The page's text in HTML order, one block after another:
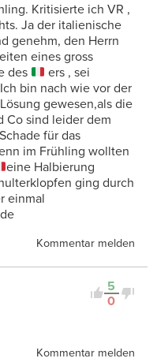
Kritisierte ich VR ,
Ja der italienische
genehm, den Herrn
eines gross
des
ers , sei
bin nach wie vor der
gewesen,als die
Co sind leider dem
für das
im Frühling wollten
eine Halbierung
ging durch
einmal
Kommentar melden
5
0
Kommentar melden